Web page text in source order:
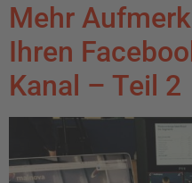
Mehr
Ihren
Kanal – Teil 2